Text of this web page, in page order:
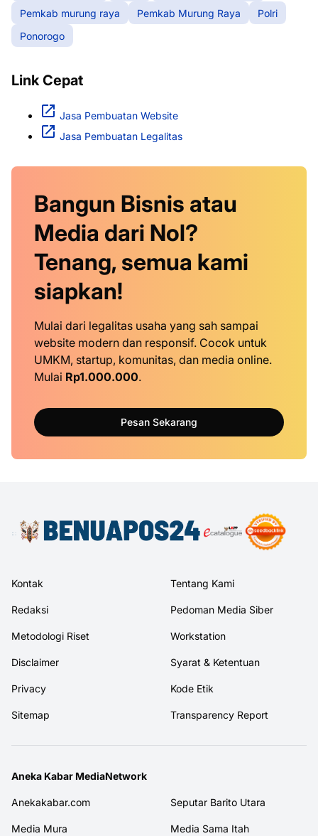
Pemkab murung raya
Pemkab Murung Raya
Polri
Ponorogo
Link Cepat
Jasa Pembuatan Website
Jasa Pembuatan Legalitas
Bangun Bisnis atau
Media dari Nol?
Tenang, semua kami
siapkan!
Mulai dari legalitas usaha yang sah sampai
website modern dan responsif. Cocok untuk
UMKM, startup, komunitas, dan media online.
Mulai Rp1.000.000.
Pesan Sekarang
Kontak Tentang Kami
Redaksi Pedoman Media Siber
Metodologi Riset Workstation
Disclaimer Syarat & Ketentuan
Privacy Kode Etik
Sitemap Transparency Report
Aneka Kabar MediaNetwork
Anekakabar.com Seputar Barito Utara
Media Mura Media Sama Itah